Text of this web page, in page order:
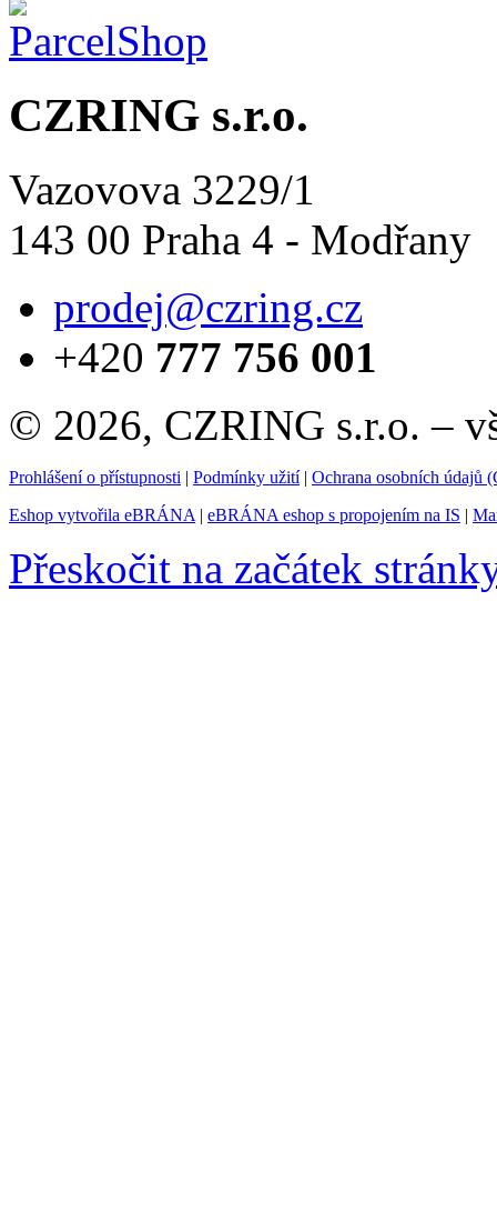
CZRING s.r.o.
Vazovova 3229/1
143 00 Praha 4 - Modřany
prodej@czring.cz
+420 777 756 001
© 2026, CZRING s.r.o. –
Prohlášení o přístupnosti | Podmínky užití| Ochrana osobních údajů
Eshop vytvořila eBRÁNA | eBRÁNA eshop s propojením na IS |
Přeskočit na začátek